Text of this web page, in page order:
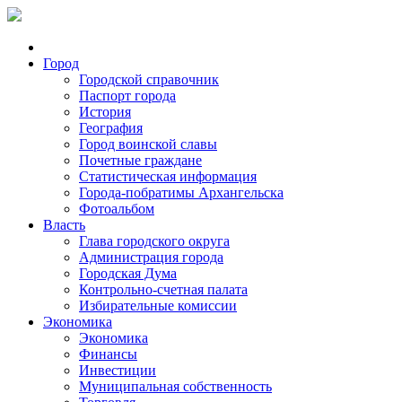
Город
Городской справочник
Паспорт города
История
География
Город воинской славы
Почетные граждане
Статистическая информация
Города-побратимы Архангельска
Фотоальбом
Власть
Глава городского округа
Администрация города
Городская Дума
Контрольно-счетная палата
Избирательные комиссии
Экономика
Экономика
Финансы
Инвестиции
Муниципальная собственность